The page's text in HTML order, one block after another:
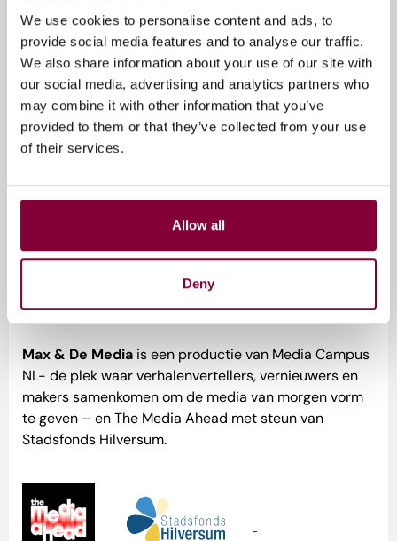
We use cookies to personalise content and ads, to
provide social media features and to analyse our traffic.
We also share information about your use of our site with
our social media, advertising and analytics partners who
may combine it with other information that you’ve
provided to them or that they’ve collected from your use
of their services.
Allow all
Deny
Domien Verschuuren (Qmusic)– radiomagie,
relevant blijven en AI-opmars (Media Campus Live)
Regina Romeijn (.Monks)– angst voor innovatie en
irritante veranderaars
Sander Schimmelpenninck– opiniemakers en te
gezellige talkshows
Eva Eikhout– tegengewerkt worden, missen van een
Marc Veeningen (Talpa)– opinie bij Nieuws van de
bubbels breken, nieuwe media en Europese kracht
Gijs Sanders (De Marker)– jongeren bereiken,
objectiviteit en kleur bekennen
Max & De Media is een productie van Media Campus
NL- de plek waar verhalenvertellers, vernieuwers en
makers samenkomen om de media van morgen vorm
te geven – en The Media Ahead met steun van
Stadsfonds Hilversum.